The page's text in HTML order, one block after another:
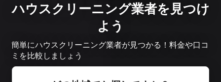
ハウスクリーニング業者を見つけ
よう
簡単にハウスクリーニング業者が見つかる！料金や口コ
ミを比較しましょう